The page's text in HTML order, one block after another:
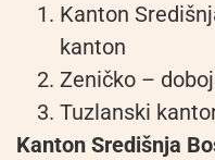
Kanton
kanton
Zeničko –
Tuzlanski
Kanton Središnja